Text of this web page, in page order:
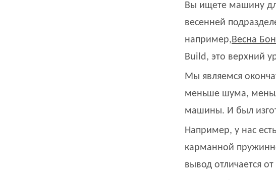
Вы ищете машину
весенней
например,Весна
Build, это верхний
Мы являемся
меньше шума,
машины. И был
Например, у нас
карманной
вывод отличается